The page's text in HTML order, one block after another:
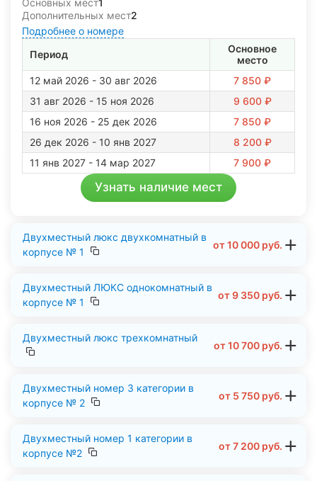
Дополнительных мест2
Подробнее о номере
Период
Основное
место
12 май 2026 - 30 авг 2026
7 850 ₽
31 авг 2026 - 15 ноя 2026
9 600 ₽
16 ноя 2026 - 25 дек 2026
7 850 ₽
26 дек 2026 - 10 янв 2027
8 200 ₽
11 янв 2027 - 14 мар 2027
7 900 ₽
Узнать наличие мест
Двухместный люкс двухкомнатный в
корпусе № 1
от10 000 руб.
Двухместный ЛЮКС однокомнатный в
корпусе № 1
от9 350 руб.
Двухместный люкс трехкомнатный
от10 700 руб.
Двухместный номер 3 категории в
корпусе № 2
от 5 750 руб.
Двухместный номер 1 категории в
корпусе №2
от7 200 руб.